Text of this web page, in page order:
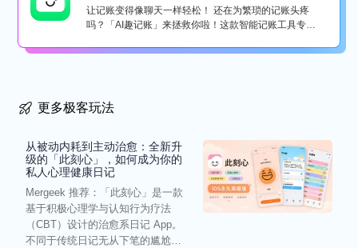
让记账变得像聊天一样轻松！ 还在为繁琐的记账头疼
吗？「AI趣记账」来拯救你啦！这款智能记账工具专为
更多极客玩法
从被动内耗到主动治愈：全新升
级的「此刻心」，如何成为你的
私人心理健康日记
Mergeek 推荐：「此刻心」是一款
基于积极心理学与认知行为疗法
（CBT）设计的治愈系日记 App。
不同于传统日记无从下笔的尴尬，